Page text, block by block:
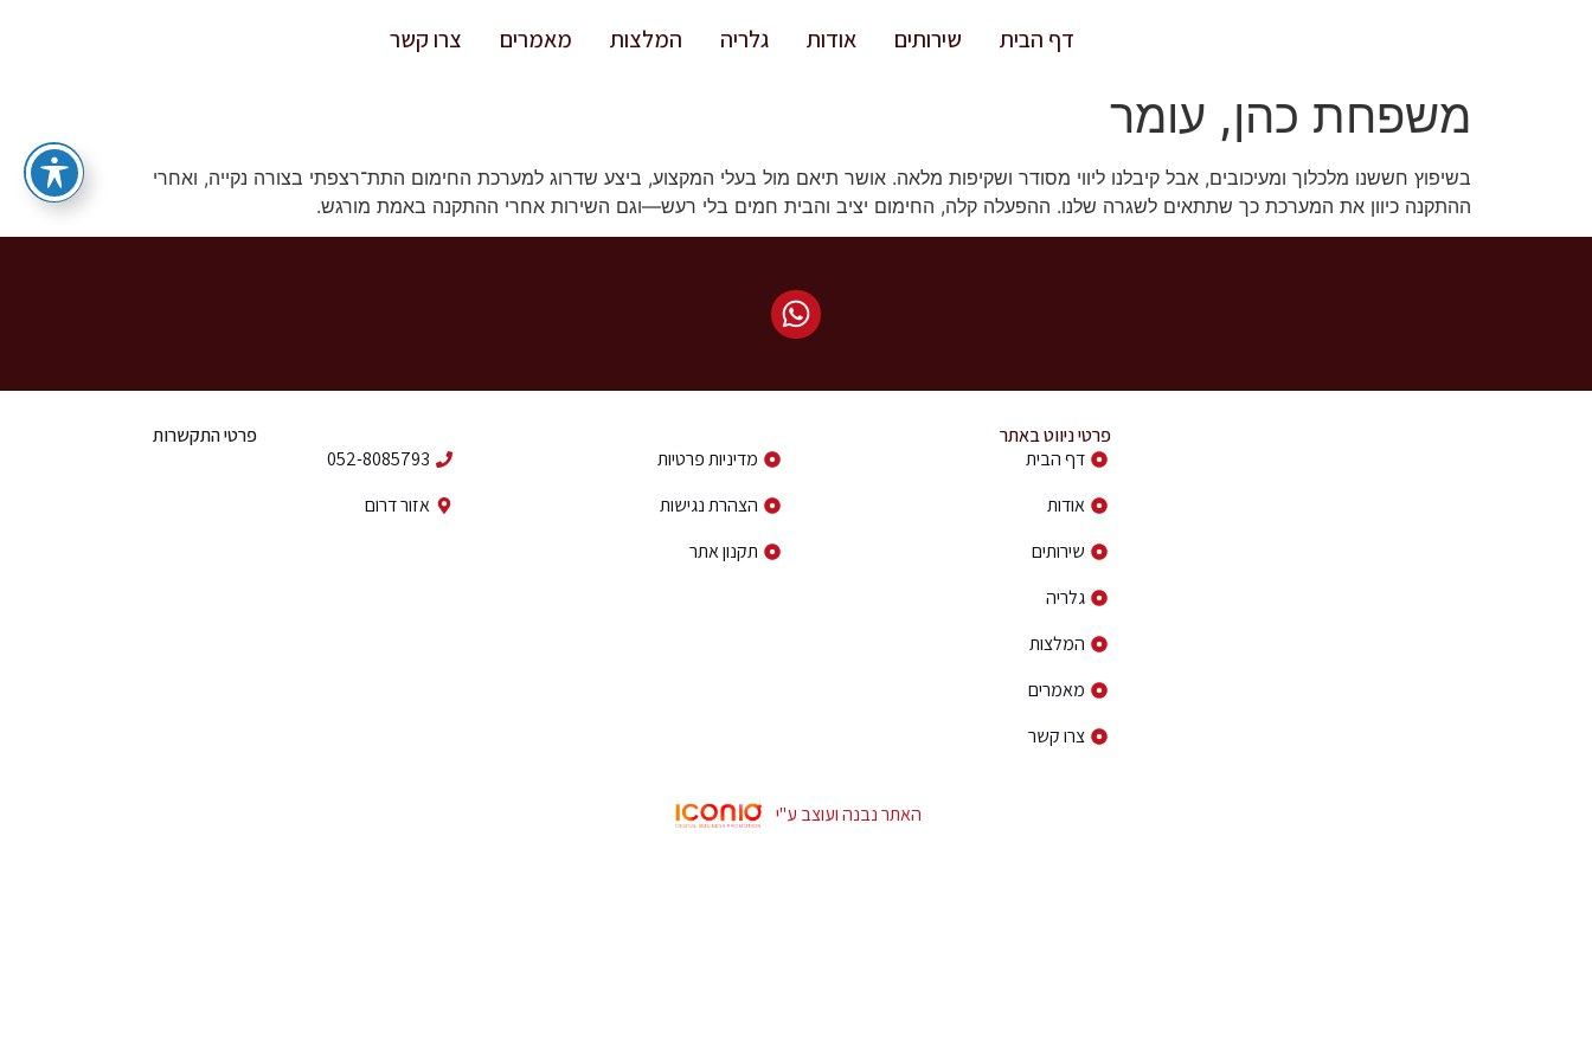
דף הבית שירותים אודות גלריה המלצות מאמרים צרו קשר
משפחת כהן, עומר
בשיפוץ חששנו מלכלוך ומעיכובים, אבל קיבלנו ליווי מסודר ושקיפות מלאה. אושר תיאם מול בעלי המקצוע, ביצע שדרוג למערכת החימום התת־רצפתי בצורה נקייה, ואחרי
ההתקנה כיוון את המערכת כך שתתאים לשגרה שלנו. ההפעלה קלה, החימום יציב והבית חמים בלי רעש—וגם השירות אחרי ההתקנה באמת מורגש.
פרטי ניווט באתר
דף הבית
אודות
שירותים
גלריה
המלצות
מאמרים
צרו קשר
מדיניות פרטיות
הצהרת נגישות
תקנון אתר
פרטי התקשרות
052-8085793
אזור דרום
האתר נבנה ועוצב ע"י